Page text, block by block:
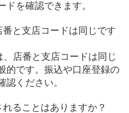
を確認できます。
と支店コードは同じです
店番と支店コードは同じ
的です。振込や口座登録の
認ください。
ることはありますか？